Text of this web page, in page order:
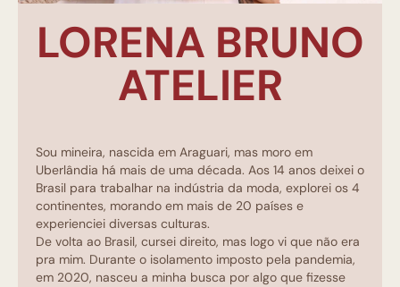
LORENA BRUNO
ATELIER
Sou mineira, nascida em Araguari, mas moro em
Uberlândia há mais de uma década. Aos 14 anos deixei o
Brasil para trabalhar na indústria da moda, explorei os 4
continentes, morando em mais de 20 países e
experienciei diversas culturas.
De volta ao Brasil, cursei direito, mas logo vi que não era
pra mim. Durante o isolamento imposto pela pandemia,
em 2020, nasceu a minha busca por algo que fizesse